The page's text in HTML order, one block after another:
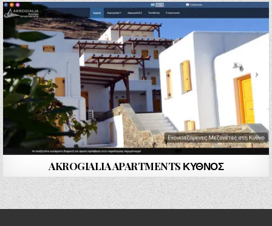
AKROGIALIA APARTMENTS ΚΥΘΝΟΣ